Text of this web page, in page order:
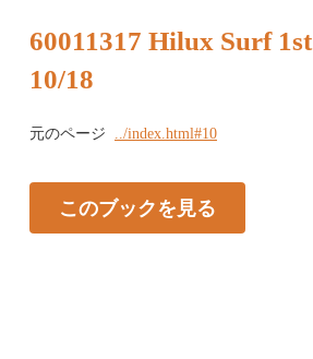
60011317 Hilux Surf 1st
10/18
元のページ ../index.html#10
このブックを見る